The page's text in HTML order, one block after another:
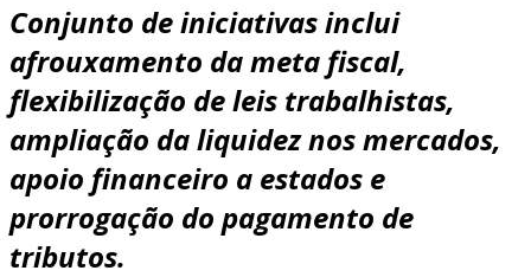
Conjunto de iniciativas inclui
afrouxamento da meta fiscal,
flexibilização de leis trabalhistas,
ampliação da liquidez nos mercados,
apoio financeiro a estados e
prorrogação do pagamento de
tributos.